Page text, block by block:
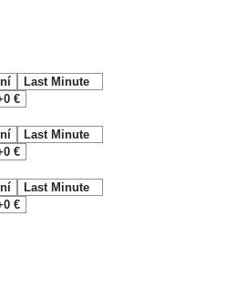
Last Minute
€
Last Minute
€
Last Minute
€